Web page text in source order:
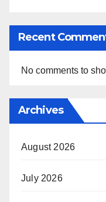
Recent
No comments to
Archives
August 2026
July 2026